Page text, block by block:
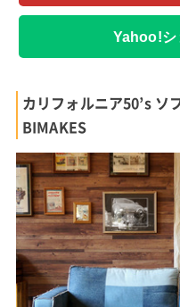
Yahoo!シ
カリフォルニア50’s ソ
BIMAKES